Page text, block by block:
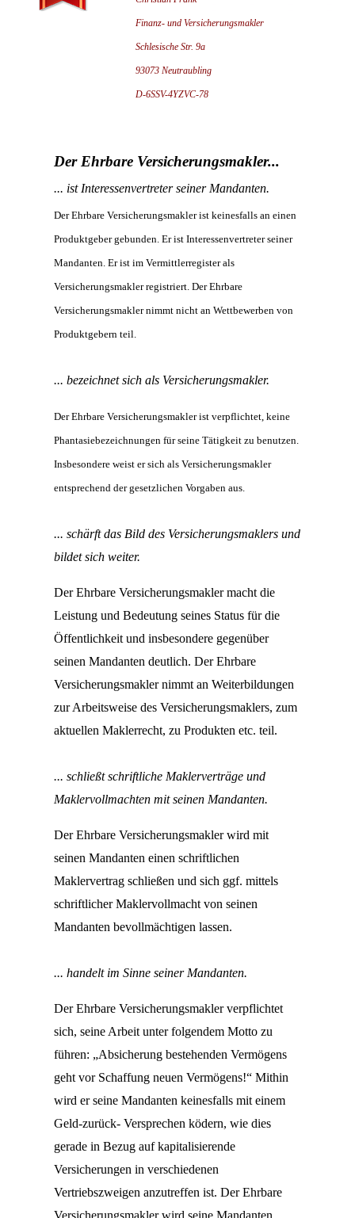
Finanz- und Versicherungsmakler
Schlesische Str. 9a
93073 Neutraubling
D-6SSV-4YZVC-78
Der Ehrbare Versicherungsmakler...
... ist Interessenvertreter seiner Mandanten.
Der Ehrbare Versicherungsmakler ist keinesfalls an einen
Produktgeber gebunden. Er ist Interessenvertreter seiner
Mandanten. Er ist im Vermittlerregister als
Versicherungsmakler registriert. Der Ehrbare
Versicherungsmakler nimmt nicht an Wettbewerben von
Produktgebern teil.
... bezeichnet sich als Versicherungsmakler.
Der Ehrbare Versicherungsmakler ist verpflichtet, keine
Phantasiebezeichnungen für seine Tätigkeit zu benutzen.
Insbesondere weist er sich als Versicherungsmakler
entsprechend der gesetzlichen Vorgaben aus.
... schärft das Bild des Versicherungsmaklers und
bildet sich weiter.
Der Ehrbare Versicherungsmakler macht die
Leistung und Bedeutung seines Status für die
Öffentlichkeit und insbesondere gegenüber
seinen Mandanten deutlich. Der Ehrbare
Versicherungsmakler nimmt an Weiterbildungen
zur Arbeitsweise des Versicherungsmaklers, zum
aktuellen Maklerrecht, zu Produkten etc. teil.
... schließt schriftliche Maklerverträge und
Maklervollmachten mit seinen Mandanten.
Der Ehrbare Versicherungsmakler wird mit
seinen Mandanten einen schriftlichen
Maklervertrag schließen und sich ggf. mittels
schriftlicher Maklervollmacht von seinen
Mandanten bevollmächtigen lassen.
... handelt im Sinne seiner Mandanten.
Der Ehrbare Versicherungsmakler verpflichtet
sich, seine Arbeit unter folgendem Motto zu
führen: „Absicherung bestehenden Vermögens
geht vor Schaffung neuen Vermögens!“ Mithin
wird er seine Mandanten keinesfalls mit einem
Geld-zurück- Versprechen ködern, wie dies
gerade in Bezug auf kapitalisierende
Versicherungen in verschiedenen
Vertriebszweigen anzutreffen ist. Der Ehrbare
Versicherungsmakler wird seine Mandanten